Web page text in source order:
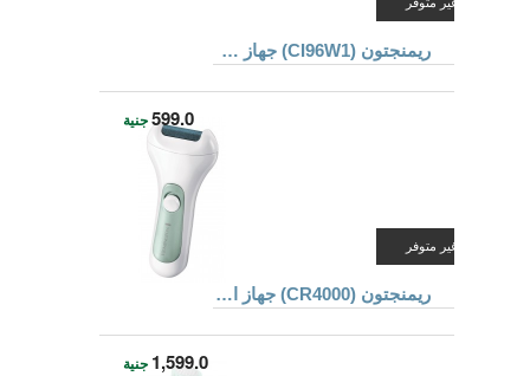
ريمنجتون (CI96W1) جهاز عمل الشعر المموج
غير متوفر
599.0جنية
ريمنجتون (CR4000) جهاز العناية بالقدم
1,599.0 جنية